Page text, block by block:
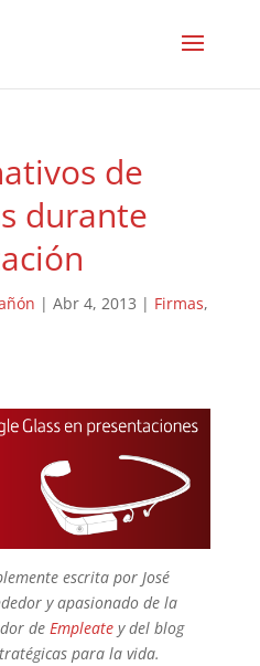
de
durante
| Abr 4, 2013 | Firmas,
escrita por José
y apasionado de la
de Empleatey del blog
para la vida.